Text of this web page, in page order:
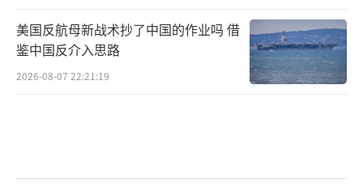
不过也有支持者认为，美国海空军使用相
同型号的预警机，有助于降低E-2D的使用和维
护成本。同时该机对于陆地机场的要求偏低，
美国反航母新战术抄了中国的作业吗 借
鉴中国反介入思路
2026-08-07 22:21:19